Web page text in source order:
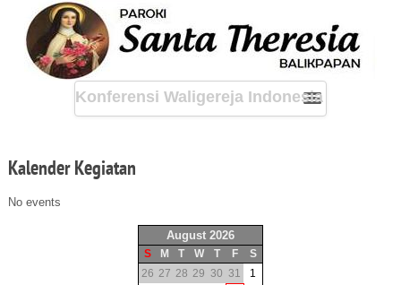
Konferensi Waligereja Indonesia
KalenderKegiatan
No events
August 2026
S M T W T F
S
26 27 28 29 30 31
1